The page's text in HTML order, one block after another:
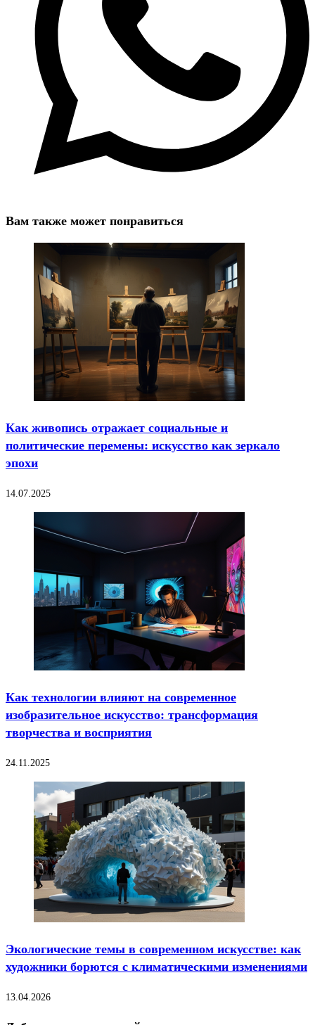
Вам также может понравиться
Как живопись отражает социальные и
политические перемены: искусство как зеркало
эпохи
14.07.2025
Как технологии влияют на современное
изобразительное искусство: трансформация
творчества и восприятия
24.11.2025
Экологические темы в современном искусстве: как
художники борются с климатическими изменениями
13.04.2026